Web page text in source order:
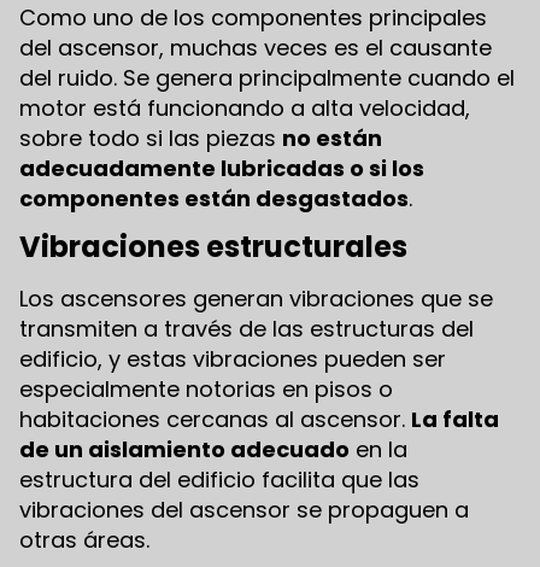
Como uno de los componentes principales
del ascensor, muchas veces es el causante
del ruido. Se genera principalmente cuando el
motor está funcionando a alta velocidad,
sobre todo si las piezas no están
adecuadamente lubricadas o si los
componentes están desgastados.
Vibraciones estructurales
Los ascensores generan vibraciones que se
transmiten a través de las estructuras del
edificio, y estas vibraciones pueden ser
especialmente notorias en pisos o
habitaciones cercanas al ascensor. La falta
de un aislamiento adecuado en la
estructura del edificio facilita que las
vibraciones del ascensor se propaguen a
otras áreas.